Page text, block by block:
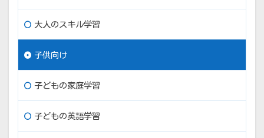
大人のスキル学習
子供向け
子どもの家庭学習
子どもの英語学習